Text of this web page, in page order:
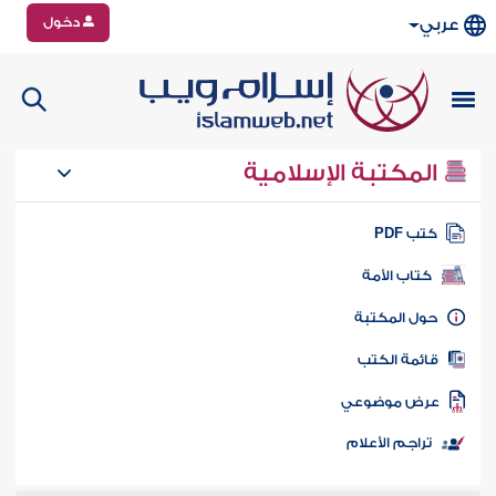
عربي دخول
المكتبة الإسلامية
كتب PDF
كتاب الأمة
المكتبة
الكتب
موضوعي